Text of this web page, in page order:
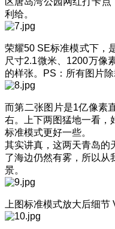
利给。
荣耀50 SE标准模式下，
尺寸2.1微米、1200万像
的样张。PS：所有图片
而第二张图片是1亿像素
右。上下两图猛地一看，
标准模式更好一些。
其实讲真，这两天青岛的
了海边仍然有雾，所以从
景。
上图标准模式放大后细